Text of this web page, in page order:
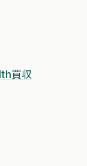
買収